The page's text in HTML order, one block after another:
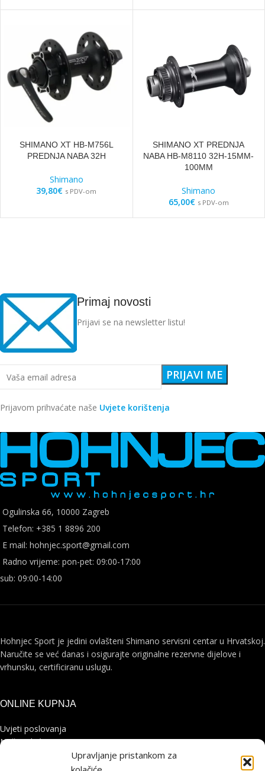
Upravljanje pristankom za
SHIMANO XT HB-M756L
PREDNJA NABA 32H
Shimano
39,80€ s PDV-om
SHIMANO XT PREDNJA
NABA HB-M8110 32H-15MM-
100MM
Shimano
65,00€ s PDV-om
Primaj novosti
Prijavi se na newsletter listu!
Prijavom prihvaćate naše Uvjete korištenja
Ogulinska 66, 10000 Zagreb
Telefon: +385 1 8896 200
E mail: hohnjec.sport@gmail.com
Radno vrijeme: pon-pet: 09:00-17:00
sub: 09:00-14:00
Hohnjec Sport je jedini ovlašteni Shimano servisni centar u Hrvatskoj.
Naručite se već danas i osigurajte originalne rezervne dijelove i
vrhunsku, certificiranu uslugu.
ONLINE KUPNJA
Uvjeti poslovanja
Načini plaćanja
Povrat i reklamacije